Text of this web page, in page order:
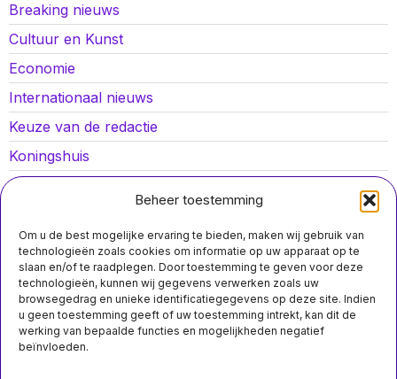
Beheer toestemming
Om u de best mogelijke ervaring te bieden, maken wij gebruik van
technologieën zoals cookies om informatie op uw apparaat op te
slaan en/of te raadplegen. Door toestemming te geven voor deze
technologieën, kunnen wij gegevens verwerken zoals uw
browsegedrag en unieke identificatiegegevens op deze site. Indien
u geen toestemming geeft of uw toestemming intrekt, kan dit de
werking van bepaalde functies en mogelijkheden negatief
beïnvloeden.
Breaking nieuws
Cultuur en Kunst
Economie
Internationaal nieuws
Keuze van de redactie
Koningshuis
Lokaal nieuws
Opinies
Politiek
Sport
MIS HET NIET